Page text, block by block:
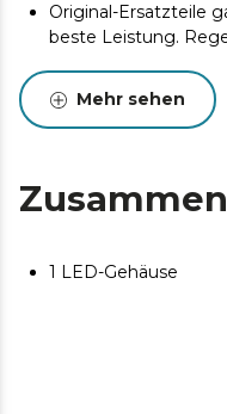
Original-Ersatzteile
beste Leistung.
verlängern.
Mehr sehen
1 LED-Gehäuse